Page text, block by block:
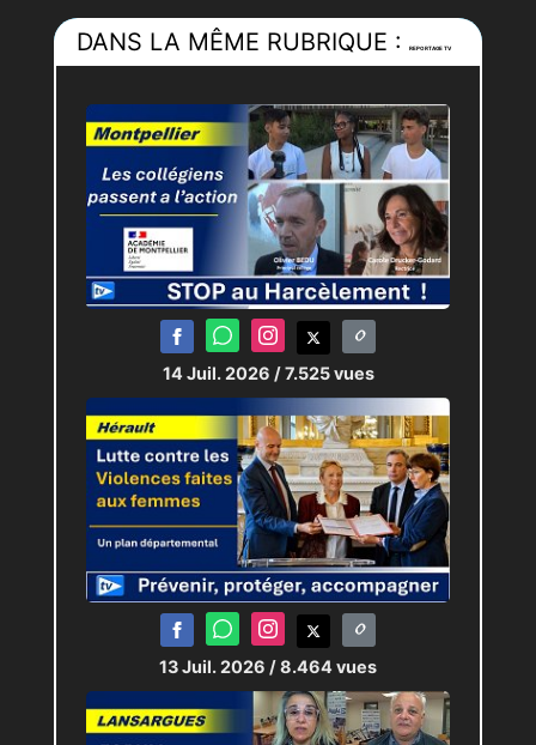
JRI : Claudia
DANS LA MÊME RUBRIQUE :REPORTAGE TV
14 Juil. 2026 / 7.525 vues
13 Juil. 2026 / 8.464 vues